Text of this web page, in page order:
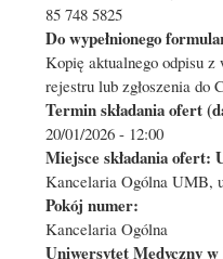
85 748 5825
Do wypełnionego
Kopię aktualnego odpisu
rejestru lub zgłoszenia do
Termin składania ofert
20/01/2026 - 12:00
Miejsce składania ofert:
Kancelaria Ogólna UMB,
Pokój numer:
Kancelaria Ogólna
Uniwersytet Medyczny w